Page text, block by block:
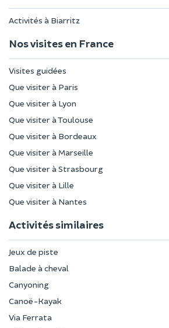
Activités à Biarritz
Nos visites en France
Visites guidées
Que visiter à Paris
Que visiter à Lyon
Que visiter à Toulouse
Que visiter à Bordeaux
Que visiter à Marseille
Que visiter à Strasbourg
Que visiter à Lille
Que visiter à Nantes
Activités similaires
Jeux de piste
Balade à cheval
Canyoning
Canoë-Kayak
Via Ferrata